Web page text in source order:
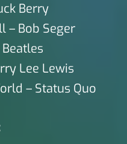
Berry
– Bob Seger
Lee Lewis
– Status Quo